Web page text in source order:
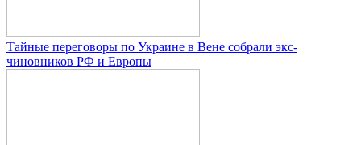
Тайные переговоры по Украине в Вене собрали экс-
чиновников РФ и Европы